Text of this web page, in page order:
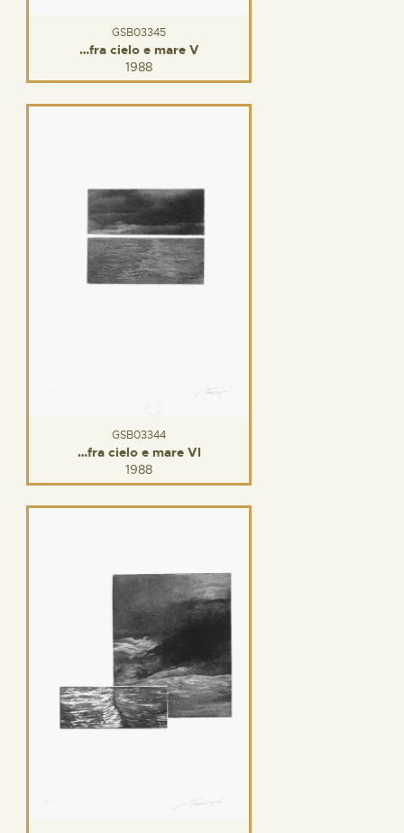
GSB03345
…fra cielo e mare V
1988
GSB03344
…fra cielo e mare VI
1988